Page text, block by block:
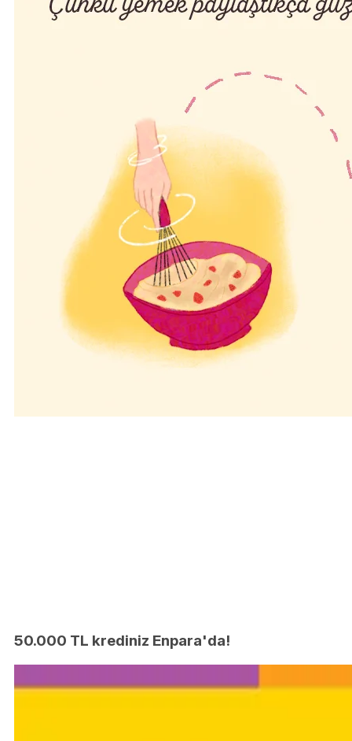
50.000 TL krediniz Enpara'da!